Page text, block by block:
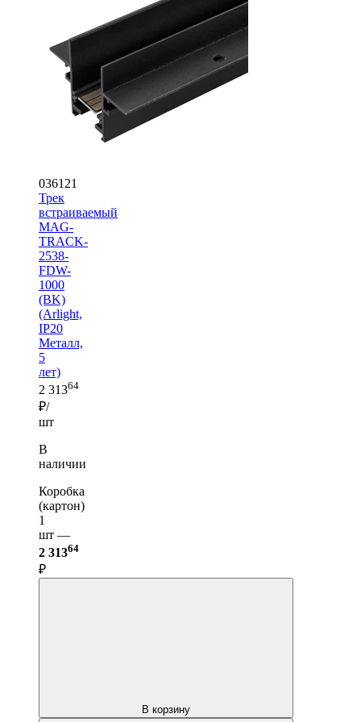
036121
Трек
встраиваемый
MAG-
TRACK-
2538-
FDW-
1000
(BK)
(Arlight,
IP20
Металл,
5
лет)
2 31364
₽/
шт
В
наличии
Коробка
(картон)
1
шт —
2 31364
₽
В корзину